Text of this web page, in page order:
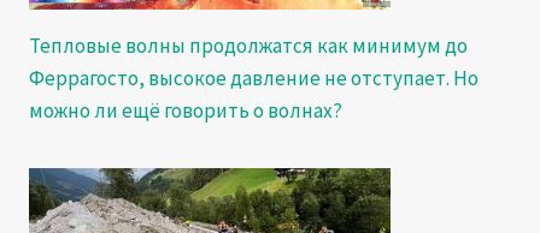
Тепловые волны продолжатся как минимум до
Феррагосто, высокое давление не отступает. Но
можно ли ещё говорить о волнах?